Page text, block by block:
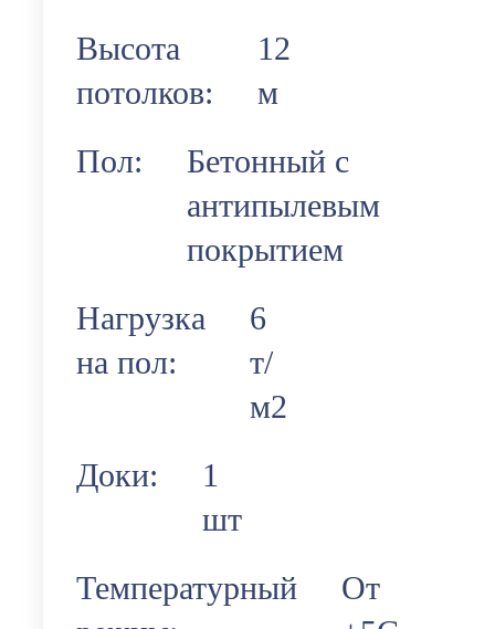
Высота
потолков:
12
м
Пол:
Бетонный с
антипылевым
покрытием
Нагрузка
на пол:
6
т/
м2
Доки:
1
шт
Температурный
От